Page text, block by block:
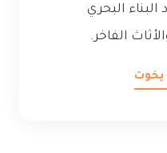
البحري
الفاخر.
يخوت